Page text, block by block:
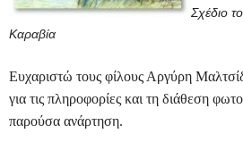
Σχέδιο
Καραβία
Ευχαριστώ τους φίλους Αργύρη
για τις πληροφορίες και τη διάθεση
παρούσα ανάρτηση.